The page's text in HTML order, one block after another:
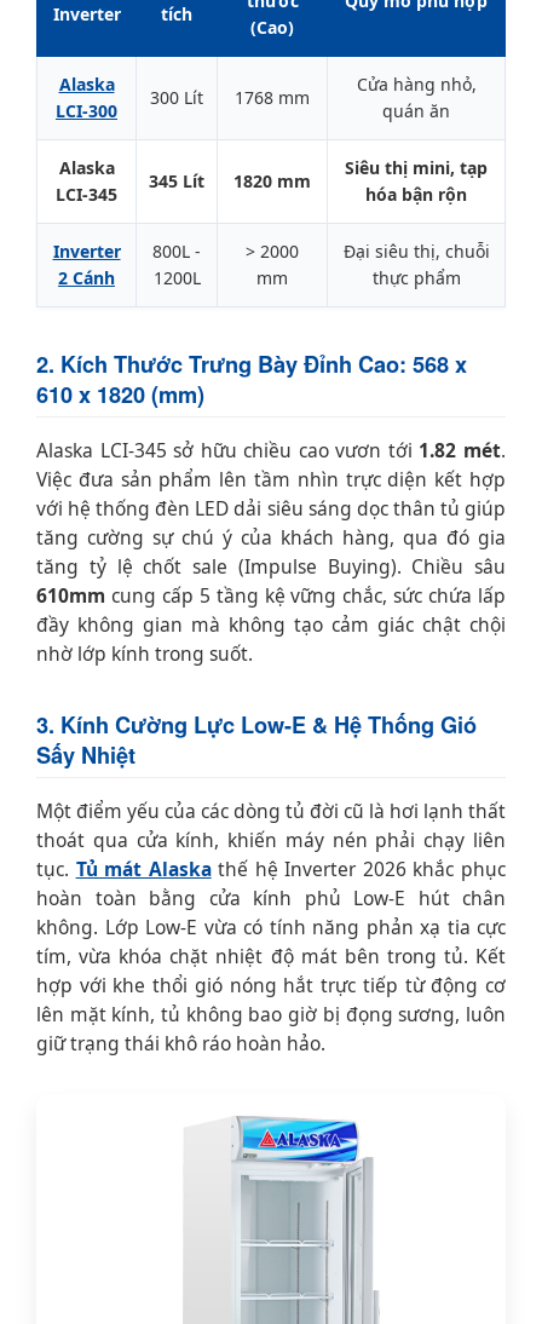
Inverter
tích
(Cao)
Alaska
LCI-300
300 Lít 1768 mm
Cửa hàng nhỏ,
quán ăn
Alaska
LCI-345
345 Lít 1820 mm
Siêu thị mini, tạp
hóa bận rộn
Inverter
2 Cánh
800L -
1200L
> 2000
mm
Đại siêu thị, chuỗi
thực phẩm
2. Kích Thước Trưng Bày Đỉnh Cao: 568 x
610 x 1820 (mm)
Alaska LCI-345 sở hữu chiều cao vươn tới 1.82 mét.
Việc đưa sản phẩm lên tầm nhìn trực diện kết hợp
với hệ thống đèn LED dải siêu sáng dọc thân tủ giúp
tăng cường sự chú ý của khách hàng, qua đó gia
tăng tỷ lệ chốt sale (Impulse Buying). Chiều sâu
610mm cung cấp 5 tầng kệ vững chắc, sức chứa lấp
đầy không gian mà không tạo cảm giác chật chội
nhờ lớp kính trong suốt.
3. Kính Cường Lực Low-E & Hệ Thống Gió
Sấy Nhiệt
Một điểm yếu của các dòng tủ đời cũ là hơi lạnh thất
thoát qua cửa kính, khiến máy nén phải chạy liên
tục. Tủ mát Alaskathế hệ Inverter 2026 khắc phục
hoàn toàn bằng cửa kính phủ Low-E hút chân
không. Lớp Low-E vừa có tính năng phản xạ tia cực
tím, vừa khóa chặt nhiệt độ mát bên trong tủ. Kết
hợp với khe thổi gió nóng hắt trực tiếp từ động cơ
lên mặt kính, tủ không bao giờ bị đọng sương, luôn
giữ trạng thái khô ráo hoàn hảo.